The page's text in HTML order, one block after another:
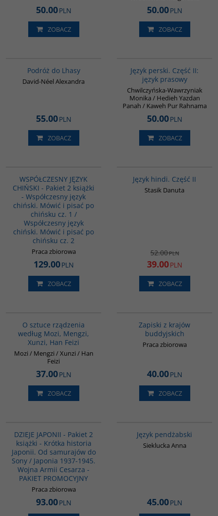
50.00PLN
ZOBACZ
50.00PLN
ZOBACZ
Podróż do Lhasy
David-Néel Alexandra
55.00PLN
ZOBACZ
Język perski. Część II:
język prasowy
Chwilczyńska-Wawrzyniak
Monika / Hedieh Yazdan
Panah / Kaweh Pur Rahnama
50.00PLN
ZOBACZ
WSPÓŁCZESNY JĘZYK
CHIŃSKI - Pakiet 2 książki
- Współczesny język
chiński. Mówić i pisać po
chińsku cz. 1 /
Współczesny język
chiński. Mówić i pisać po
chińsku cz. 2
Praca zbiorowa
129.00PLN
ZOBACZ
Język hindi. Część II
Stasik Danuta
52.00PLN
39.00PLN
ZOBACZ
O sztuce rządzenia
według Mozi, Mengzi,
Xunzi, Han Feizi
Mozi / Mengzi / Xunzi / Han
Feizi
37.00PLN
ZOBACZ
Zapiski z krajów
buddyjskich
Praca zbiorowa
40.00PLN
ZOBACZ
DZIEJE JAPONII - Pakiet 2
książki - Krótka historia
Japonii. Od samurajów do
Sony / Japonia 1937-1945.
Wojna Armii Cesarza -
PAKIET PROMOCYJNY
Praca zbiorowa
93.00PLN
Język pendżabski
Sieklucka Anna
45.00PLN